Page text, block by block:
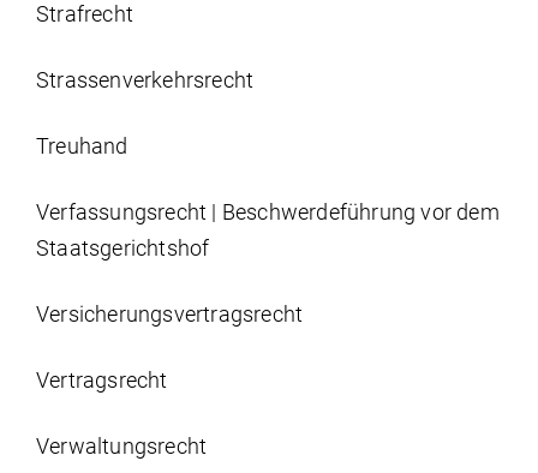
Strafrecht
Strassen­verkehrs­recht
Treuhand
Verfassungsrecht | Beschwerdeführung vor dem
Staatsgerichtshof
Versicherungs­vertrags­recht
Vertragsrecht
Verwaltungsrecht